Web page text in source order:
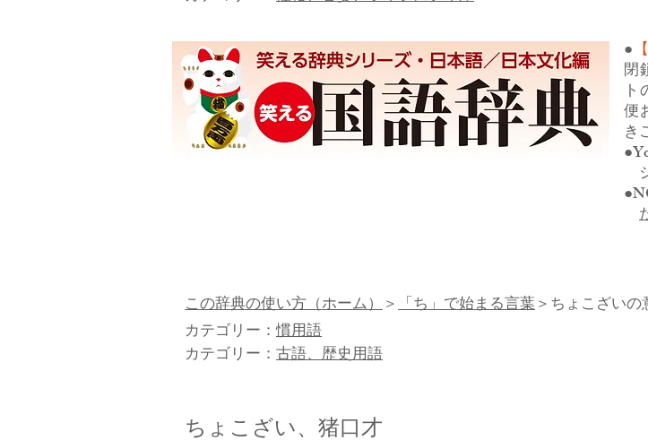
●
閉
便
き
この辞典の使い方（ホーム）＞「ち」で始まる言葉＞ちょこざい
カテゴリー：慣用語
カテゴリー： 古語、歴史用語
ちょこざい、猪口才